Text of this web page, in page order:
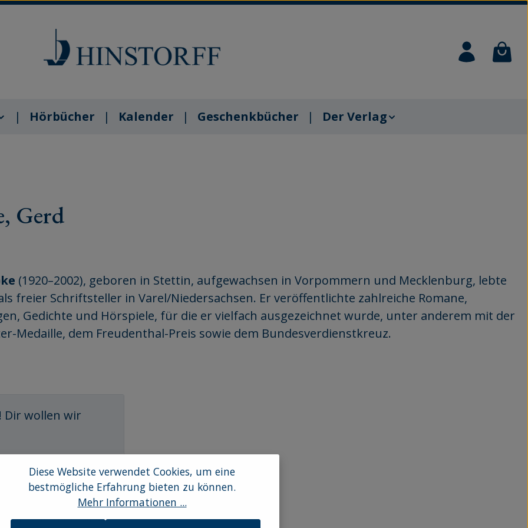
Hörbücher Kalender Geschenkbücher Der Verlag
Gerd
(1920–2002), geboren in Stettin, aufgewachsen in Vorpommern und Mecklenburg, lebte
freier Schriftsteller in Varel/Niedersachsen. Er veröffentlichte zahlreiche Romane,
Gedichte und Hörspiele, für die er vielfach ausgezeichnet wurde, unter anderem mit der
Medaille, dem Freudenthal-Preis sowie dem Bundesverdienstkreuz.
wollen wir krigen!
des großen
Dichters ist sie da: die
Diese Website verwendet Cookies, um eine
bestmögliche Erfahrung bieten zu können.
Mehr Informationen ...